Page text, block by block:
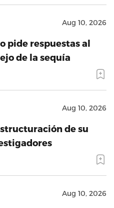
Aug 10, 2026
pide respuestas al
de la sequía
Aug 10, 2026
de su
Aug 10, 2026